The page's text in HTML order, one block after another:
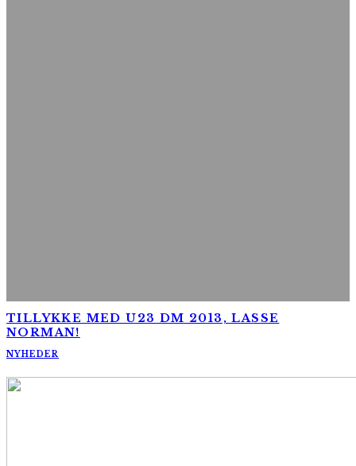
TILLYKKE MED U23 DM 2013, LASSE
NORMAN!
NYHEDER